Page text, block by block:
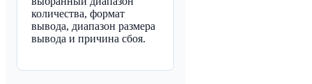
количества, формат
вывода, диапазон размера
вывода и причина сбоя.